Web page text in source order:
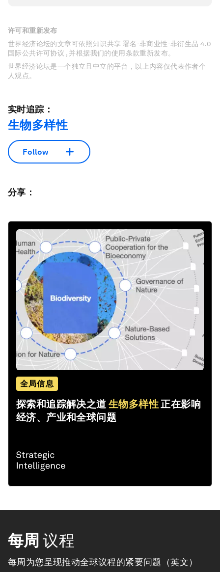
许可和重新发布
世界经济论坛的文章可依照知识共享 署名-非商业性-非衍生品 4.0
国际公共许可协议 , 并根据我们的使用条款重新发布。
世界经济论坛是一个独立且中立的平台，以上内容仅代表作者个
人观点。
实时追踪：
生物多样性
Follow
分享：
全局信息
探索和追踪解决之道生物多样性正在影响
经济、产业和全球问题
每周 议程
每周为您呈现推动全球议程的紧要问题（英文）